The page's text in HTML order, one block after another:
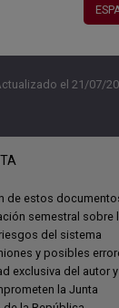
el 21/07/
de estos
semestral sobre
del sistema
y posibles
exclusiva del autor
la Junta